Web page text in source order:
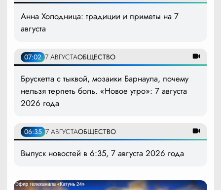
Анна Холодница: традиции и приметы на 7
августа
07:02 7 АВГУСТАОБЩЕСТВО
Брускетта с тыквой, мозаики Барнаула, почему
нельзя терпеть боль. «Новое утро»: 7 августа
2026 года
06:35 7 АВГУСТАОБЩЕСТВО
Выпуск новостей в 6:35, 7 августа 2026 года